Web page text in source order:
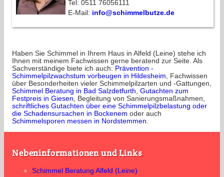
Tel: 0511 76056111
E-Mail: info@schimmelbutze.de
Haben Sie Schimmel in Ihrem Haus in Alfeld (Leine) stehe ich
Ihnen mit meinem Fachwissen gerne beratend zur Seite. Als
Sachverständige biete ich auch: Prävention -
Schimmelpilzwachstum vorbeugen in Hildesheim , Fachwissen
über Besonderheiten vieler Schimmelpilzarten und -Gattungen,
Schimmel Beratung in Bad Salzdetfurth Gutachten zum
Festpreis in Giesen , Begleitung von Sanierungsmaßnahmen,
schriftliches Gutachten über eine Schimmelpilzbelastung oder
die Schadensursachen in Bockenem oder auch
Schimmelsporen messen in Nordstemmen
Nebeninformationen und Links
Schimmel Beratung Alfeld (Leine)